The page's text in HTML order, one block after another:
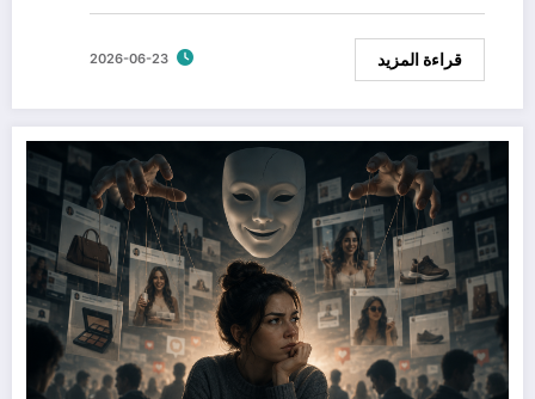
قراءة المزيد 2026-06-23